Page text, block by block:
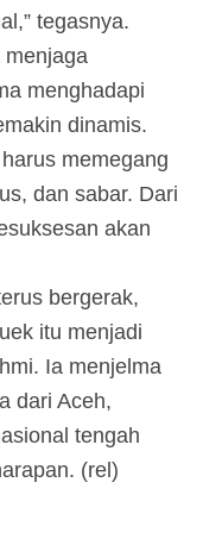
tegasnya.
menghadapi
dinamis.
memegang
dan sabar. Dari
akan
bergerak,
itu menjadi
Ia menjelma
dari Aceh,
tengah
(rel)